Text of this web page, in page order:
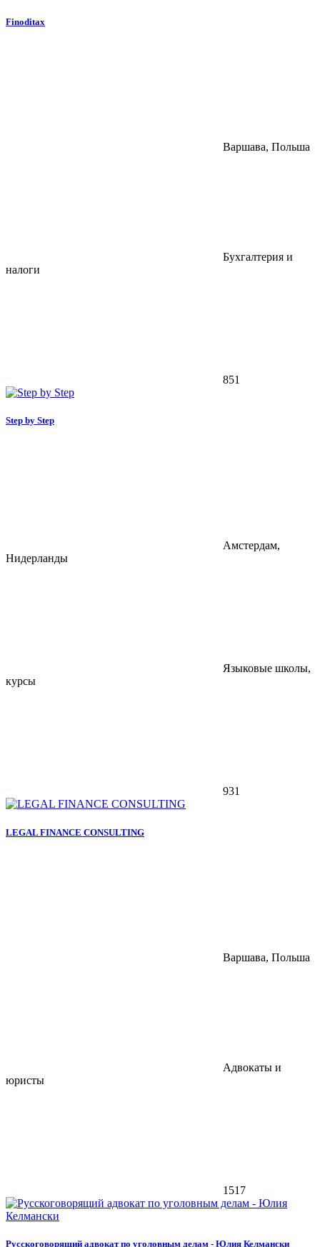
Finoditax
Варшава, Польша
Бухгалтерия и
налоги
851
Step by Step
Амстердам,
Нидерланды
Языковые школы,
курсы
931
LEGAL FINANCE CONSULTING
Варшава, Польша
Адвокаты и
юристы
1517
Русскоговорящий адвокат по уголовным делам - Юлия Келмански